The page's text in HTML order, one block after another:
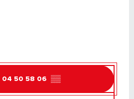
04 50 58 06 ▒▒